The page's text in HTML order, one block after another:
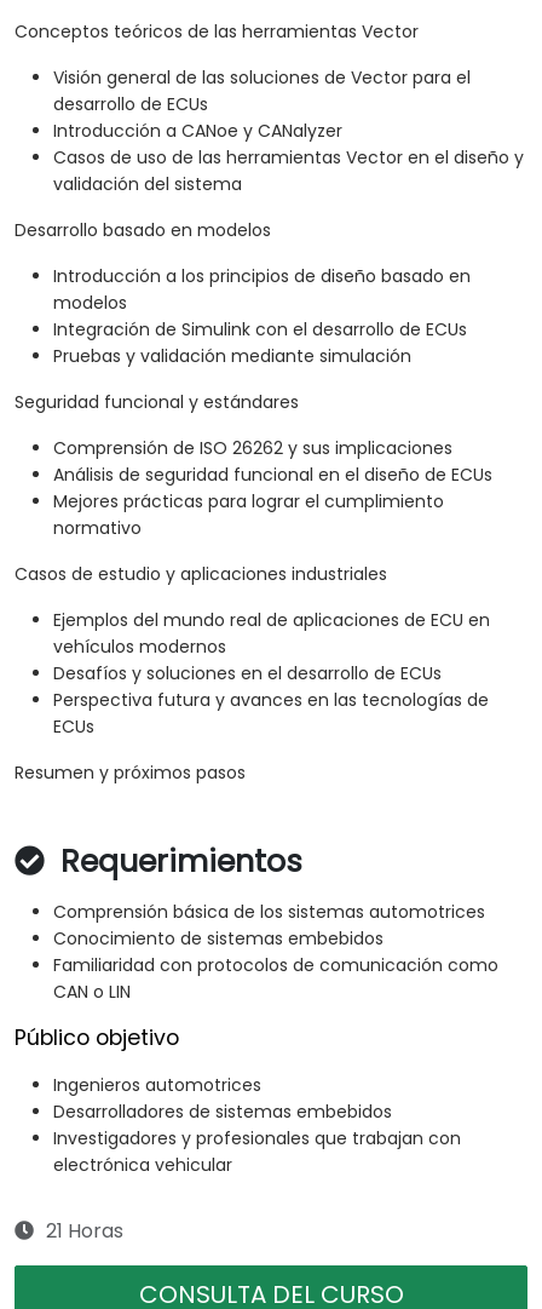
Conceptos teóricos de las herramientas Vector
Visión general de las soluciones de Vector para el
desarrollo de ECUs
Introducción a CANoe y CANalyzer
Casos de uso de las herramientas Vector en el diseño y
validación del sistema
Desarrollo basado en modelos
Introducción a los principios de diseño basado en
modelos
Integración de Simulink con el desarrollo de ECUs
Pruebas y validación mediante simulación
Seguridad funcional y estándares
Comprensión de ISO 26262 y sus implicaciones
Análisis de seguridad funcional en el diseño de ECUs
Mejores prácticas para lograr el cumplimiento
normativo
Casos de estudio y aplicaciones industriales
Ejemplos del mundo real de aplicaciones de ECU en
vehículos modernos
Desafíos y soluciones en el desarrollo de ECUs
Perspectiva futura y avances en las tecnologías de
ECUs
Resumen y próximos pasos
Requerimientos
Comprensión básica de los sistemas automotrices
Conocimiento de sistemas embebidos
Familiaridad con protocolos de comunicación como
CAN o LIN
Público objetivo
Ingenieros automotrices
Desarrolladores de sistemas embebidos
Investigadores y profesionales que trabajan con
electrónica vehicular
21 Horas
CONSULTA DEL CURSO